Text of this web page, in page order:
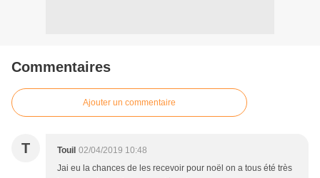
Commentaires
Ajouter un commentaire
T Touil 02/04/2019 10:48
Jai eu la chances de les recevoir pour noël on a tous été très